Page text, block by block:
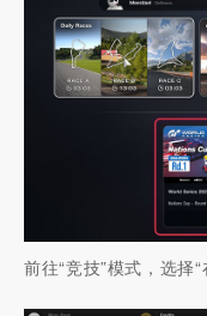
前往“竞技”模式，选择“